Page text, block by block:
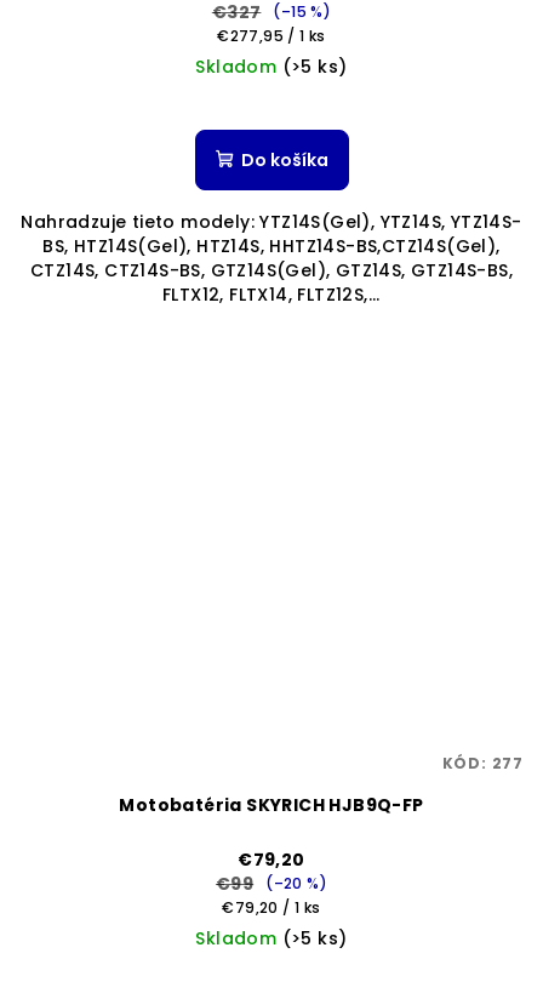
€327
(–15 %)
Jednotková
cena:
€277,95 / 1 ks
Skladom (>5 ks)
hodnotenie
produktu
z
5
hviezdičiek.
Do košíka
Nahradzuje tieto modely: YTZ14S(Gel), YTZ14S, YTZ14S-
BS, HTZ14S(Gel), HTZ14S, HHTZ14S-BS,CTZ14S(Gel),
CTZ14S, CTZ14S-BS, GTZ14S(Gel), GTZ14S, GTZ14S-BS,
FLTX12, FLTX14, FLTZ12S,...
Motobatéria SKYRICH HJB9Q-FP
€79,20
€99
(–20 %)
Jednotková
cena:
€79,20 / 1 ks
Skladom (>5 ks)
KÓD: 277